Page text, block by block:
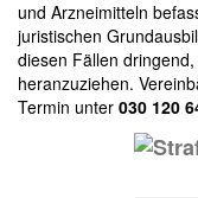
und Arzneimitteln
juristischen
diesen Fällen
heranzuziehen.
Termin unter 030 120